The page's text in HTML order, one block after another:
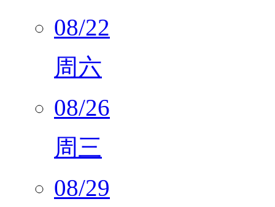
08/22
周六
08/26
周三
08/29